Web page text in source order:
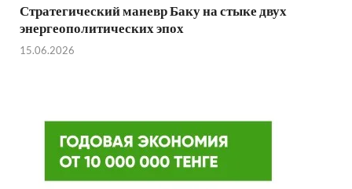
Стратегический маневр Баку на стыке двух
энергеополитических эпох
15.06.2026